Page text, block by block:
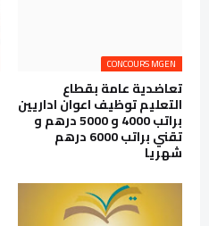
CONCOURS MGEN
تعاضدية عامة بقطاع
التعليم توظيف اعوان اداريين
براتب 4000 و 5000 درهم و
تقني براتب 6000 درهم
شهريا